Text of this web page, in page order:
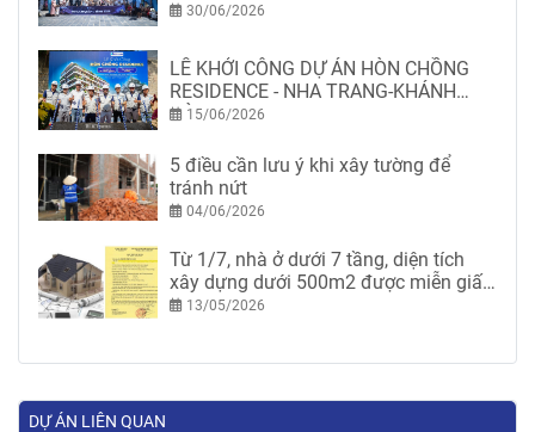
30/06/2026
LỄ KHỞI CÔNG DỰ ÁN HÒN CHỒNG
RESIDENCE - NHA TRANG-KHÁNH
HÒA15/06/2026
5 điều cần lưu ý khi xây tường để
tránh nứt
04/06/2026
Từ 1/7, nhà ở dưới 7 tầng, diện tích
xây dựng dưới 500m2 được miễn giấy
phép xây dựng
13/05/2026
DỰ ÁN LIÊN QUAN